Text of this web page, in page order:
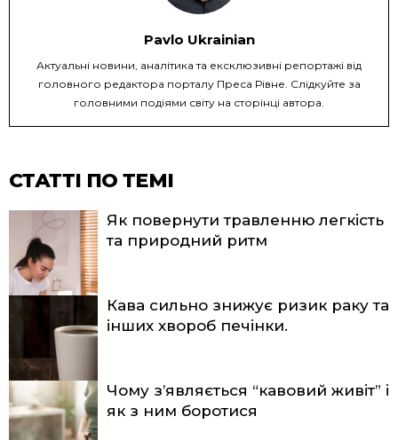
Pavlo Ukrainian
Актуальні новини, аналітика та ексклюзивні репортажі від
головного редактора порталу Преса Рівне. Слідкуйте за
головними подіями світу на сторінці автора.
СТАТТІ ПО ТЕМІ
Як повернути травленню легкість
та природний ритм
Кава сильно знижує ризик раку та
інших хвороб печінки.
Чому з’являється “кавовий живіт” і
як з ним боротися